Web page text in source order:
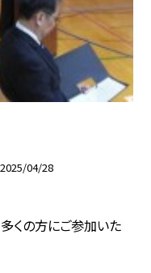
2025/04/28
くの方にご参加いた